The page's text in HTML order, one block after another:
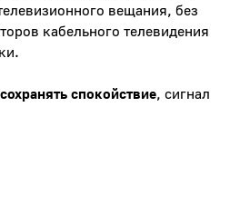
вещания, без
кабельного телевидения
сохранять спокойствие, сигнал